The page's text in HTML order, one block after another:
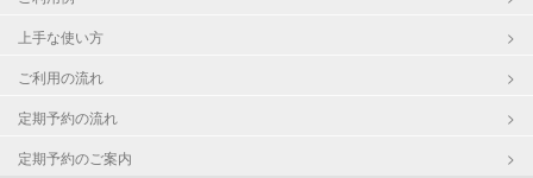
上手な使い方
ご利用の流れ
定期予約の流れ
定期予約のご案内